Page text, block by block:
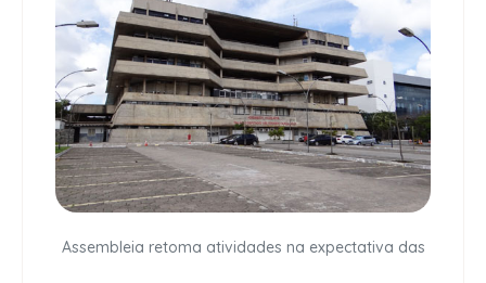
Assembleia retoma atividades na expectativa das